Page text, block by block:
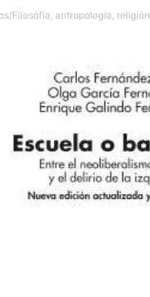
/Filosófía, antropología, religión